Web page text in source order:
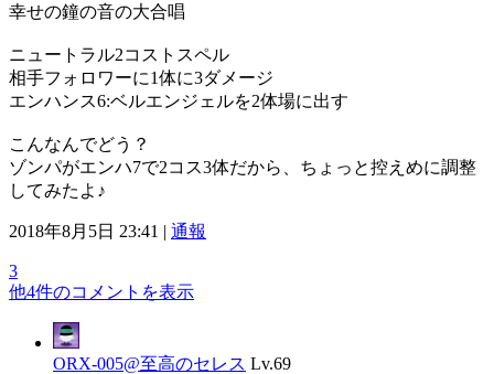
幸せの鐘の音の大合唱
ニュートラル2コストスペル
相手フォロワーに1体に3ダメージ
エンハンス6:ベルエンジェルを2体場に出す
こんなんでどう？
ゾンパがエンハ7で2コス3体だから、ちょっと控えめに調整
してみたよ♪
2018年8月5日 23:41 | 通報
3
他4件のコメントを表示
ORX-005@至高のセレス Lv.69